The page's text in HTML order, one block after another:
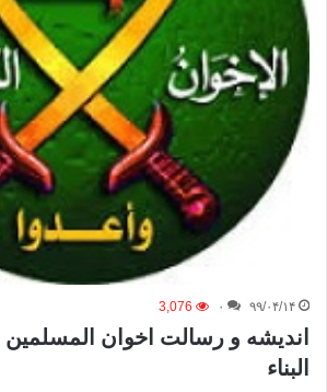
۹۹/۰۴/۱۴ ۰ 3,076
اندیشه و رسالت اخوان
البناء